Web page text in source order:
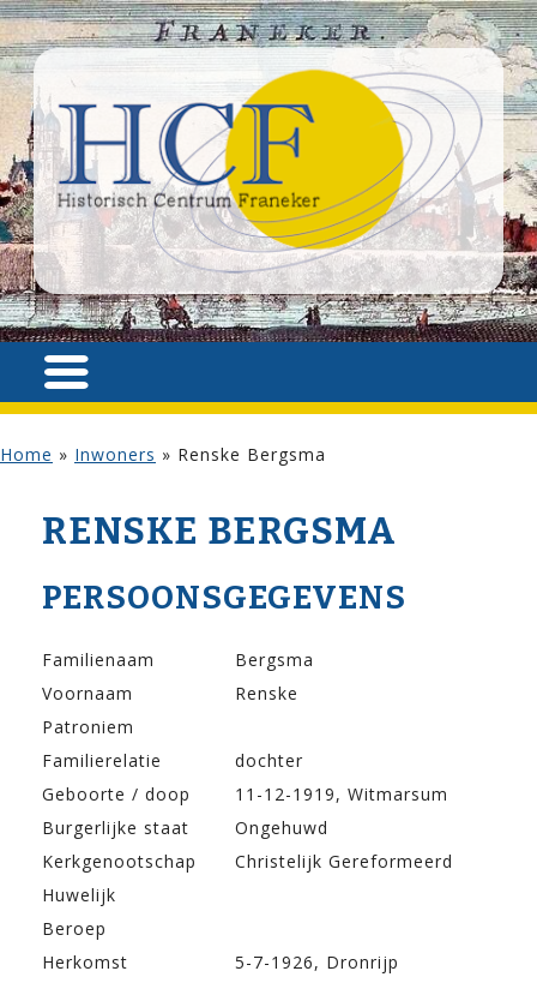
Home » Inwoners » Renske Bergsma
RENSKE BERGSMA
PERSOONSGEGEVENS
Familienaam
Bergsma
Voornaam
Renske
Patroniem
Familierelatie
dochter
Geboorte / doop
11-12-1919, Witmarsum
Burgerlijke staat
Ongehuwd
Kerkgenootschap
Christelijk Gereformeerd
Huwelijk
Beroep
Herkomst
5-7-1926, Dronrijp